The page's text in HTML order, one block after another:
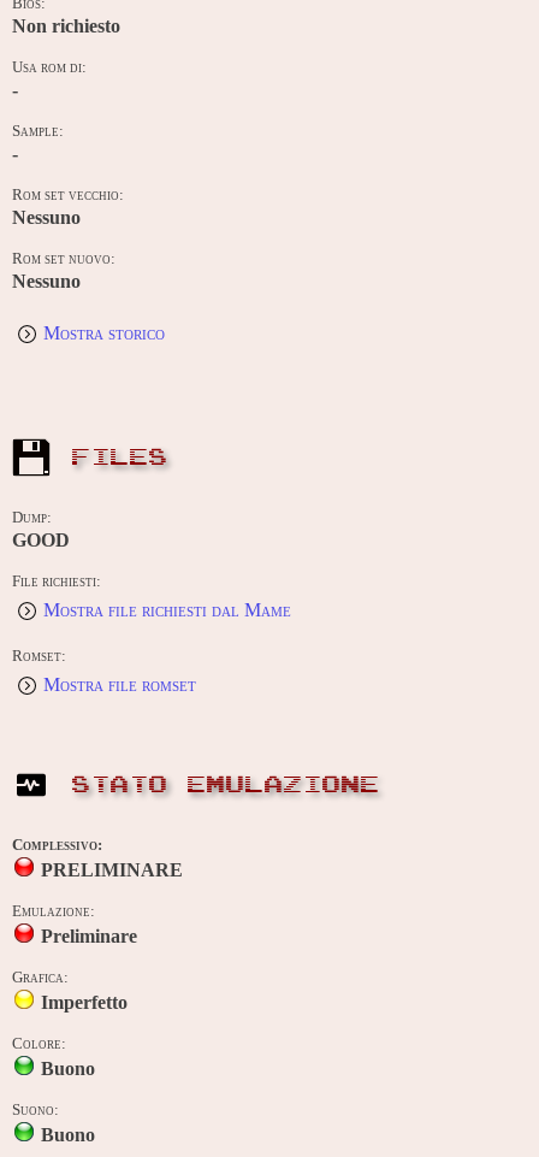
Bios:
Non richiesto
Usa rom di:
-
Sample:
-
Rom set vecchio:
Nessuno
Rom set nuovo:
Nessuno
Mostra storico
FILES
Dump:
GOOD
File richiesti:
Mostra file richiesti dal Mame
Romset:
Mostra file romset
STATO EMULAZIONE
Complessivo:
PRELIMINARE
Emulazione:
Preliminare
Grafica:
Imperfetto
Colore:
Buono
Suono:
Buono